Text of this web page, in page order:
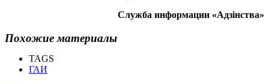
Служба информации «Адзiнства»
Похожие материалы
TAGS
ГАИ